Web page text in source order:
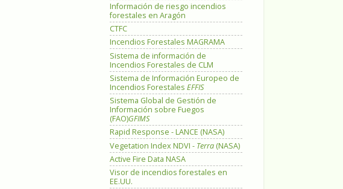
Información de riesgo incendios
forestales en Aragón
CTFC
Incendios Forestales MAGRAMA
Sistema de información de
Incendios Forestales de CLM
Sistema de Información Europeo de
Incendios Forestales EFFIS
Sistema Global de Gestión de
Información sobre Fuegos
(FAO)GFIMS
Rapid Response - LANCE (NASA)
Vegetation Index NDVI - Terra (NASA)
Active Fire Data NASA
Visor de incendios forestales en
EE.UU.